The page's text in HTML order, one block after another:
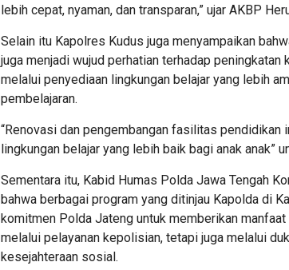
lebih cepat, nyaman, dan transparan,” ujar AKBP
Selain itu Kapolres Kudus juga menyampaikan
juga menjadi wujud perhatian terhadap
melalui penyediaan lingkungan belajar yang lebih
pembelajaran.
“Renovasi dan pengembangan fasilitas pendidikan
lingkungan belajar yang lebih baik bagi anak anak”
Sementara itu, Kabid Humas Polda Jawa Tengah
bahwa berbagai program yang ditinjau Kapolda di
komitmen Polda Jateng untuk memberikan
melalui pelayanan kepolisian, tetapi juga melalui
kesejahteraan sosial.